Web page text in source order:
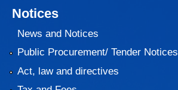
Notices
News and Notices
Public Procurement/ Tender Notices
Act, law and directives